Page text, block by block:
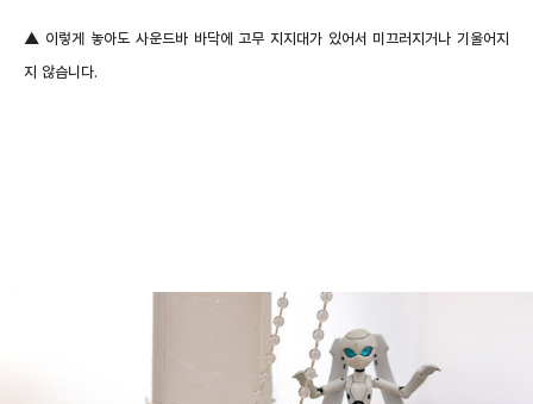
▲ 이렇게 놓아도 사운드바 바닥에 고무 지지대가 있어서 미끄러지거나 기울어지
지 않습니다.